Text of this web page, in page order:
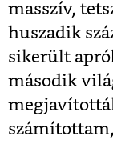
masszív,
huszadik
sikerült
második